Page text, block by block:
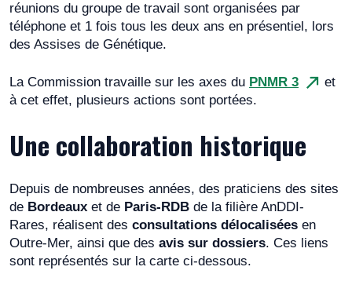
réunions du groupe de travail sont organisées par
téléphone et 1 fois tous les deux ans en présentiel, lors
des Assises de Génétique.
La Commission travaille sur les axes du PNMR 3
et
à cet effet, plusieurs actions sont portées.
Une collaboration historique
Depuis de nombreuses années, des praticiens des sites
de Bordeaux et de Paris-RDB de la filière AnDDI-
Rares, réalisent des consultations délocalisées en
Outre-Mer, ainsi que des avis sur dossiers. Ces liens
sont représentés sur la carte ci-dessous.